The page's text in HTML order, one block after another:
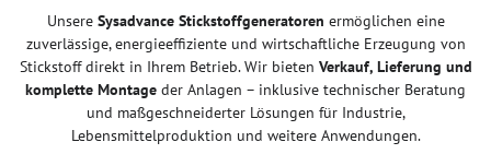
Unsere Sysadvance Stickstoffgeneratoren ermöglichen eine
zuverlässige, energieeffiziente und wirtschaftliche Erzeugung von
Stickstoff direkt in Ihrem Betrieb. Wir bieten Verkauf, Lieferung und
komplette Montage der Anlagen – inklusive technischer Beratung
und maßgeschneiderter Lösungen für Industrie,
Lebensmittelproduktion und weitere Anwendungen.